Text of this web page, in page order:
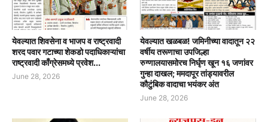
येवल्यात शिवसेना व भाजप व राष्ट्रवादी
शरद पवार गटाच्या शेकडो पदाधिकाऱ्यांचा
राष्ट्रवादी काँग्रेसमध्ये प्रवेश...
June 28, 2026
येवल्यात खळबळ! जमिनीच्या वादातून २२
वर्षीय तरूणाचा उपजिल्हा
रुग्णालयासमोरच निर्घृण खून १६ जणांवर
गुन्हा दाखल; ममदापूर तांड्यावरील
कौटुंबिक वादाचा भयंकर अंत
June 28, 2026